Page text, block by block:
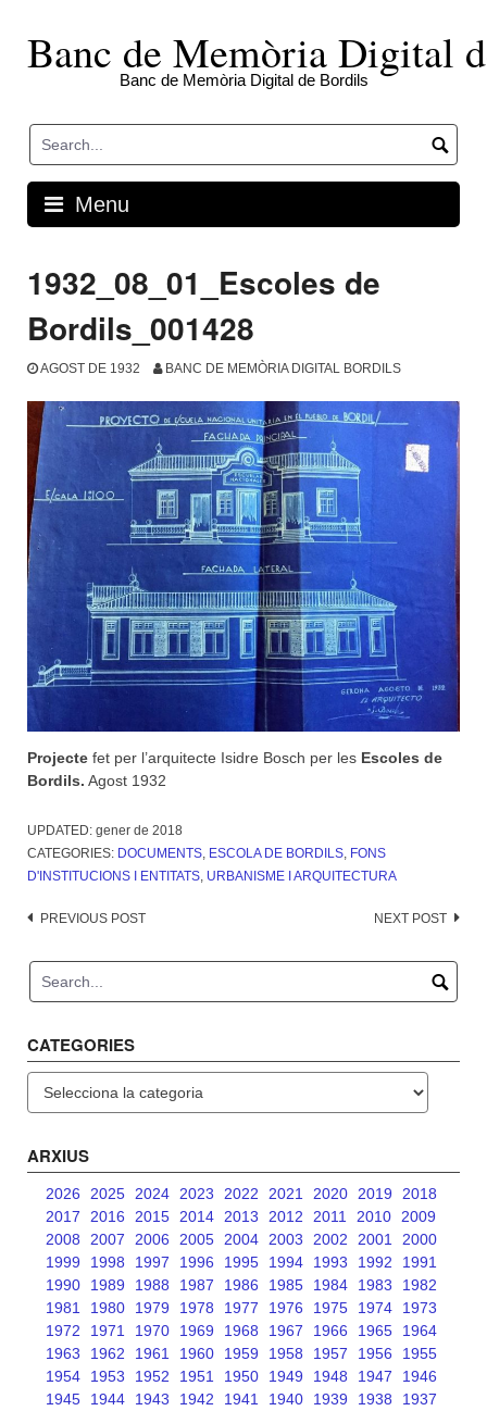
contentBanc de Memòria Digital
Banc de Memòria Digital de Bordils
Menu
1932_08_01_Escoles de
Bordils_001428
AGOST DE 1932 BANC DE MEMÒRIA DIGITAL BORDILS
Projecte fet per l’arquitecte Isidre Bosch per les Escoles de
Bordils. Agost 1932
UPDATED: gener de 2018
CATEGORIES: DOCUMENTS ESCOLA DE BORDILS FONS
D'INSTITUCIONS I ENTITATS URBANISME I ARQUITECTURA
Post
PREVIOUS POST NEXT POST
CATEGORIES
Categories
ARXIUS
2026 2025 2024 2023 2022 2021 2020 2019
2018
2017
2016 2015 2014 2013 2012 2011 2010
2009
2008
2007 2006 2005 2004 2003 2002 2001
2000
1999
1998 1997 1996 1995 1994 1993 1992
1991
1990
1989 1988 1987 1986 1985 1984 1983
1982
1981
1980 1979 1978 1977 1976 1975 1974
1973
1972
1971 1970 1969 1968 1967 1966 1965
1964
1963
1962 1961 1960 1959 1958 1957 1956
1955
1954
1953 1952 1951 1950 1949 1948 1947
1946
1945
1944 1943 1942 1941 1940 1939 1938
1937